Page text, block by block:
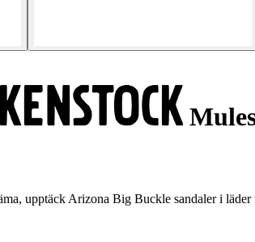
upptäck Arizona Big Buckle sandaler i